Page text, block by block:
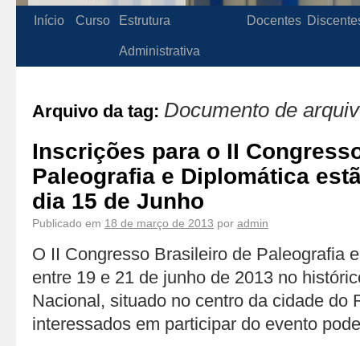
Início Curso Estrutura
Administrativa
Docentes
Arquivo da tag: Documento de
Inscrições para o II
Paleografia e Diplomática
dia 15 de Junho
Publicado em 18 de março de 2013 por admin
O II Congresso Brasileiro de Paleografia
entre 19 e 21 de junho de 2013 no
Nacional, situado no centro da cidade do
interessados em participar do evento